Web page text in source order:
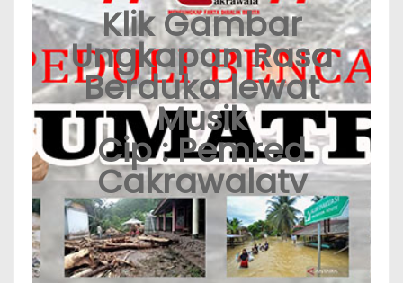
Klik Gambar
Ungkapan Rasa
Berduka lewat
Musik
Cip : Pemred
Cakrawalatv